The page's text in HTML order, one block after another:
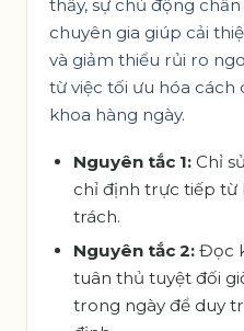
thấy, sự chủ động
chuyên gia giúp cải
và giảm thiểu rủi ro
từ việc tối ưu hóa cách
khoa hàng ngày.
Nguyên tắc 1: Chỉ
chỉ định trực tiếp từ
trách.
Nguyên tắc 2: Đọc
tuân thủ tuyệt đối
trong ngày để duy